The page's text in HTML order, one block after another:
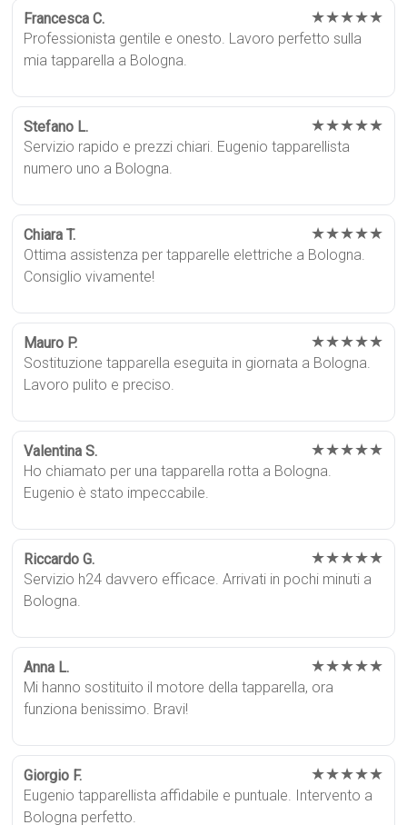
Francesca C. ★★★★★
Professionista gentile e onesto. Lavoro perfetto sulla
mia tapparella a Bologna.
Stefano L. ★★★★★
Servizio rapido e prezzi chiari. Eugenio tapparellista
numero uno a Bologna.
Chiara T. ★★★★★
Ottima assistenza per tapparelle elettriche a Bologna.
Consiglio vivamente!
Mauro P. ★★★★★
Sostituzione tapparella eseguita in giornata a Bologna.
Lavoro pulito e preciso.
Valentina S. ★★★★★
Ho chiamato per una tapparella rotta a Bologna.
Eugenio è stato impeccabile.
Riccardo G. ★★★★★
Servizio h24 davvero efficace. Arrivati in pochi minuti a
Bologna.
Anna L. ★★★★★
Mi hanno sostituito il motore della tapparella, ora
funziona benissimo. Bravi!
Giorgio F. ★★★★★
Eugenio tapparellista affidabile e puntuale. Intervento a
Bologna perfetto.